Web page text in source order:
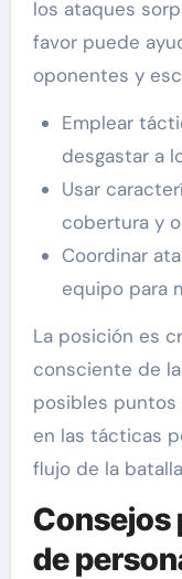
los ataques
favor puede
oponentes y
Emplear
desgastar a
Usar
cobertura y
Coordinar
equipo para
La posición es
consciente de
posibles puntos
en las tácticas
flujo de la
Consejos
de